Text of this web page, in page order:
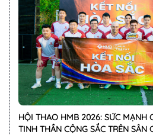
HỘI THAO HMB 2026: SỨC MẠNH
TINH THẦN CỘNG SẮC TRÊN SÂN